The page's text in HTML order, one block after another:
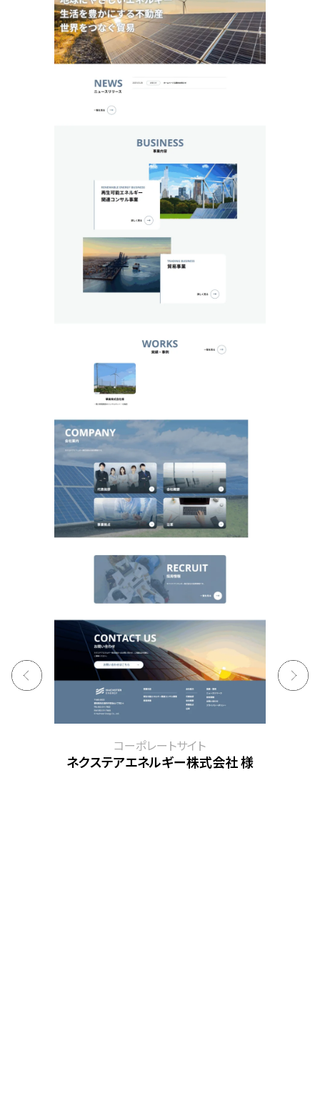
コーポレートサイト
ネクステアエネルギー株式会社 様